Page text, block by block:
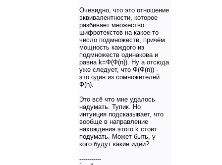
Очевидно, что это отношение
эквивалентности, которое
разбивает множество
шифротекстов на какое-то
число подмножеств, причём
мощность каждого из
подмножеств одинакова и
равна k=Ф(Ф(n)). Ну а отсюда
уже следует, что Ф(Ф(n)) -
это один из сомножителей
Ф(n).
Это всё что мне удалось
надумать. Тупик. Но
интуиция подсказывает, что
вообще в направление
нахождения этого k стоит
подумать. Может быть, у
кого будут какие идеи?
-----------